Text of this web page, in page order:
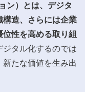
ン）とは、デジタ
構造、さらには企業
性を高める取り組
ジタル化するのでは
たな価値を生み出